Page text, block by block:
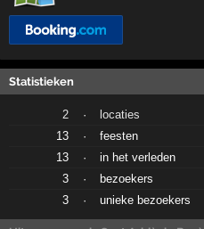
Statistieken
2 ·
locaties
13
·
feesten
13
·
in het verleden
3
·
bezoekers
3
· unieke bezoekers